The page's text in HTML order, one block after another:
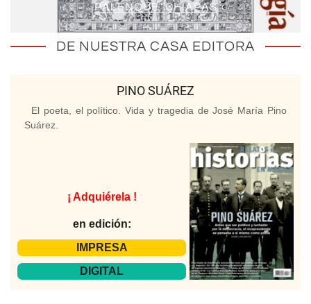
PALENQUE, CHIAPAS
DE NUESTRA CASA EDITORA
PINO SUÁREZ
El poeta, el político. Vida y tragedia de José María Pino
Suárez.
¡ Adquiérela !
en edición:
IMPRESA
DIGITAL